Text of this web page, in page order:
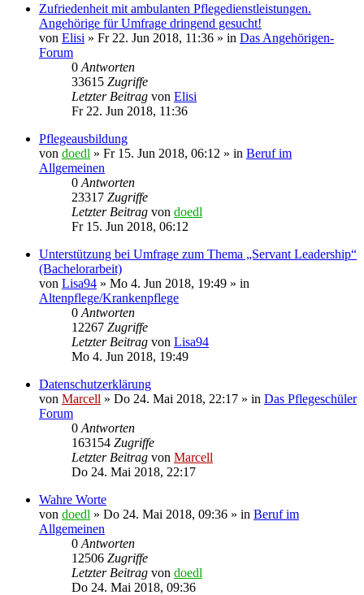
Zufriedenheit mit ambulanten Pflegedienstleistungen.
Angehörige für Umfrage dringend gesucht!
von Elisi » Fr 22. Jun 2018, 11:36 » in Das Angehörigen-
Forum
0 Antworten
33615 Zugriffe
Letzter Beitrag von Elisi
Fr 22. Jun 2018, 11:36
Pflegeausbildung
von doedl » Fr 15. Jun 2018, 06:12 » in Beruf im
Allgemeinen
0 Antworten
23317 Zugriffe
Letzter Beitrag von doedl
Fr 15. Jun 2018, 06:12
Unterstützung bei Umfrage zum Thema „Servant Leadership“
(Bachelorarbeit)
von Lisa94 » Mo 4. Jun 2018, 19:49 » in
Altenpflege/Krankenpflege
0 Antworten
12267 Zugriffe
Letzter Beitrag von Lisa94
Mo 4. Jun 2018, 19:49
Datenschutzerklärung
von Marcell » Do 24. Mai 2018, 22:17 » in Das Pflegeschüler
Forum
0 Antworten
163154 Zugriffe
Letzter Beitrag von Marcell
Do 24. Mai 2018, 22:17
Wahre Worte
von doedl » Do 24. Mai 2018, 09:36 » in Beruf im
Allgemeinen
0 Antworten
12506 Zugriffe
Letzter Beitrag von doedl
Do 24. Mai 2018, 09:36